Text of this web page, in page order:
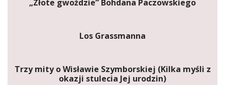
„Złote gwoździe” Bohdana Paczowskiego
Los Grassmanna
Trzy mity o Wisławie Szymborskiej (Kilka myśli z
okazji stulecia Jej urodzin)